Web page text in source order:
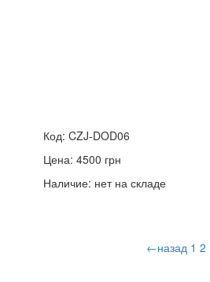
Код: CZJ-DOD06
Цена: 4500 грн
Наличие: нет на складе
←назад 1 2